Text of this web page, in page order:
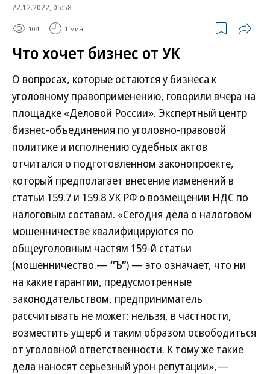
22.12.2022, 05:58
104 1 мин.
Что хочет бизнес от УК
О вопросах, которые остаются у бизнеса к
уголовному правоприменению, говорили вчера на
площадке «Деловой России». Экспертный центр
бизнес-объединения по уголовно-правовой
политике и исполнению судебных актов
отчитался о подготовленном законопроекте,
который предполагает внесение изменений в
статьи 159.7 и 159.8 УК РФ о возмещении НДС по
налоговым составам. «Сегодня дела о налоговом
мошенничестве квалифицируются по
общеуголовным частям 159-й статьи
(мошенничество.— “Ъ”) — это означает, что ни
на какие гарантии, предусмотренные
законодательством, предприниматель
рассчитывать не может: нельзя, в частности,
возместить ущерб и таким образом освободиться
от уголовной ответственности. К тому же такие
дела наносят серьезный урон репутации»,—